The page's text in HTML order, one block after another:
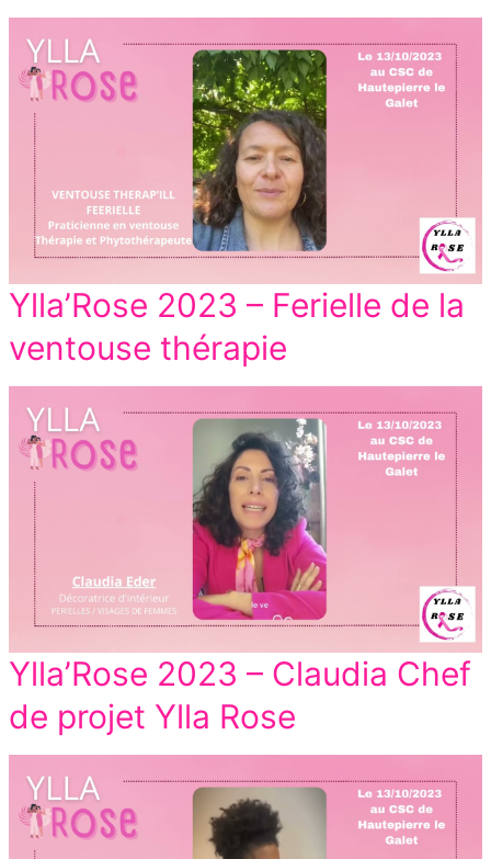
Ylla’Rose 2023 – Ferielle de la
ventouse thérapie
Ylla’Rose 2023 – Claudia Chef
de projet Ylla Rose